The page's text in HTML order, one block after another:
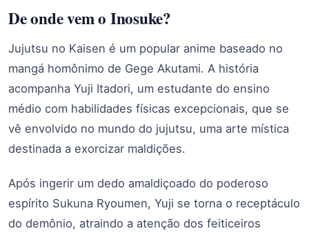
De onde vem o Inosuke?
Jujutsu no Kaisen é um popular anime baseado no
mangá homônimo de Gege Akutami. A história
acompanha Yuji Itadori, um estudante do ensino
médio com habilidades físicas excepcionais, que se
vê envolvido no mundo do jujutsu, uma arte mística
destinada a exorcizar maldições.
Após ingerir um dedo amaldiçoado do poderoso
espírito Sukuna Ryoumen, Yuji se torna o receptáculo
do demônio, atraindo a atenção dos feiticeiros